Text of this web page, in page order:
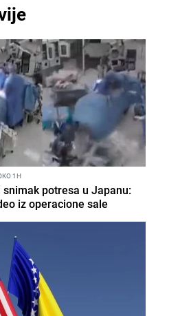
1H
potresa u Japanu:
iz operacione sale